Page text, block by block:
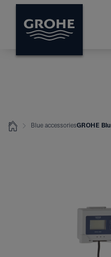
Blue accessoriesGROHE